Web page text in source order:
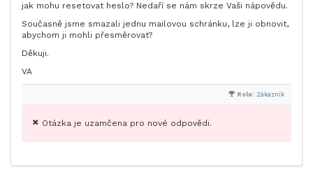
jak mohu resetovat heslo? Nedaří se nám skrze Vaši nápovědu.
Současně jsme smazali jednu mailovou schránku, lze ji obnovit,
abychom ji mohli přesměrovat?
Děkuji.
VA
Role: Zákazník
Otázka je uzamčena pro nové odpovědi.